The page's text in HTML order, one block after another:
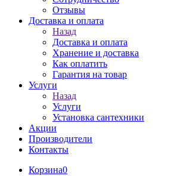
Отзывы
Доставка и оплата
Назад
Доставка и оплата
Хранение и доставка
Как оплатить
Гарантия на товар
Услуги
Назад
Услуги
Установка сантехники
Акции
Производители
Контакты
Корзина0